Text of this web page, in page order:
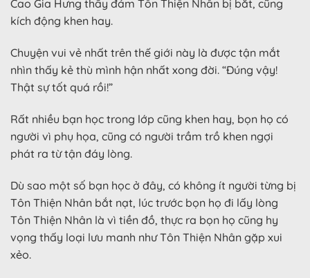
Cao Gia Hưng thấy đám Tôn Thiện Nhân bị bắt, cũng
kích động khen hay.
Chuyện vui vẻ nhất trên thế giới này là được tận mắt
nhìn thấy kẻ thù mình hận nhất xong đời. “Đúng vậy!
Thật sự tốt quá rồi!”
Rất nhiều bạn học trong lớp cũng khen hay, bọn họ có
người vì phụ họa, cũng có người trầm trồ khen ngợi
phát ra từ tận đáy lòng.
Dù sao một số bạn học ở đây, có không ít người từng bị
Tôn Thiện Nhân bắt nạt, lúc trước bọn họ đi lấy lòng
Tôn Thiện Nhân là vì tiền đồ, thực ra bọn họ cũng hy
vọng thấy loại lưu manh như Tôn Thiện Nhân gặp xui
xẻo.